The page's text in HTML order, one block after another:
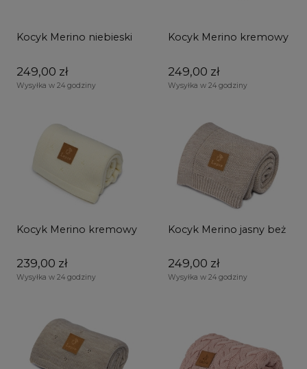
Kocyk Merino niebieski
249,00 zł
Wysyłka w 24 godziny
Kocyk Merino kremowy
249,00 zł
Wysyłka w 24 godziny
Kocyk Merino kremowy
239,00 zł
Wysyłka w 24 godziny
Kocyk Merino jasny beż
249,00 zł
Wysyłka w 24 godziny